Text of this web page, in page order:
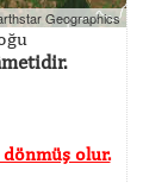
Geographics
dönmüş olur.